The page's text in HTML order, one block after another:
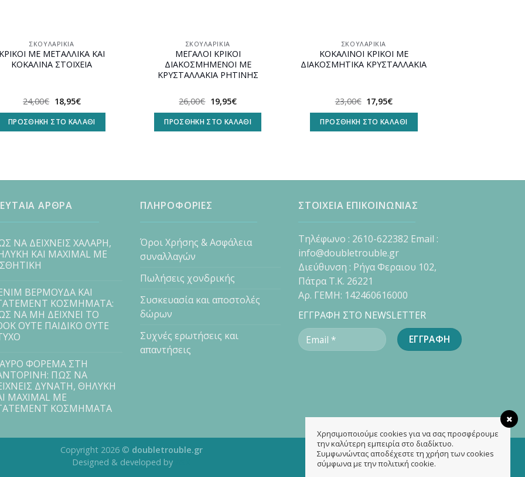
ΣΚΟΥΛΑΡΊΚΙΑ
ΚΡΙΚΟΙ ΜΕ ΜΕΤΑΛΛΙΚΑ ΚΑΙ
ΚΟΚΑΛΙΝΑ ΣΤΟΙΧΕΙΑ
24,00€ Original
price
was:
24,00€.
18,95€Η
τιμή
είναι:
18,95€.
ΠΡΟΣΘΉΚΗ ΣΤΟ ΚΑΛΆΘΙ
ΣΚΟΥΛΑΡΊΚΙΑ
ΜΕΓΑΛΟΙ ΚΡΙΚΟΙ
ΔΙΑΚΟΣΜΗΜΕΝΟΙ ΜΕ
ΚΡΥΣΤΑΛΛΑΚΙΑ ΡΗΤΙΝΗΣ
26,00€ Original
price
was:
26,00€.
19,95€Η
τιμή
είναι:
19,95€.
ΠΡΟΣΘΉΚΗ ΣΤΟ ΚΑΛΆΘΙ
ΣΚΟΥΛΑΡΊΚΙΑ
ΚΟΚΑΛΙΝΟΙ ΚΡΙΚΟΙ ΜΕ
ΔΙΑΚΟΣΜΗΤΙΚΑ ΚΡΥΣΤΑΛΛΑΚΙΑ
23,00€ Original
price
was:
23,00€.
17,95€Η
τιμή
είναι:
17,95€.
ΠΡΟΣΘΉΚΗ ΣΤΟ ΚΑΛΆΘΙ
ΑΡΘΡΑ
ΝΑ ΔΕΙΧΝΕΙΣ ΧΑΛΑΡΗ,
ΚΑΙ MAXIMAL ΜΕ
ΒΕΡΜΟΥΔΑ ΚΑΙ
ΚΟΣΜΗΜΑΤΑ:
ΝΑ ΜΗ ΔΕΙΧΝΕΙ ΤΟ
ΟΥΤΕ ΠΑΙΔΙΚΟ ΟΥΤΕ
ΦΟΡΕΜΑ ΣΤΗ
ΠΩΣ ΝΑ
ΔΥΝΑΤΗ, ΘΗΛΥΚΗ
MAXIMAL ΜΕ
ΚΟΣΜΗΜΑΤΑ
ΠΛΗΡΟΦΟΡΙΕΣ
Όροι Χρήσης & Ασφάλεια
συναλλαγών
Πωλήσεις χονδρικής
Συσκευασία και αποστολές
δώρων
Συχνές ερωτήσεις και
απαντήσεις
ΣΤΟΙΧΕΙΑ ΕΠΙΚΟΙΝΩΝΙΑΣ
Τηλέφωνο : 2610-622382 Email :
info@doubletrouble.gr
Διεύθυνση : Ρήγα Φεραιου 102,
Πάτρα Τ.Κ. 26221
Αρ. ΓΕΜΗ: 142460616000
ΕΓΓΡΑΦΗ ΣΤΟ NEWSLETTER
Copyright 2026 © doubletrouble.gr
Designed & developed by
Χρησιμοποιούμε cookies για να σας προσφέρουμε
την καλύτερη εμπειρία στο διαδίκτυο.
Συμφωνώντας αποδέχεστε τη χρήση των cookies
σύμφωνα με την πολιτική cookie.